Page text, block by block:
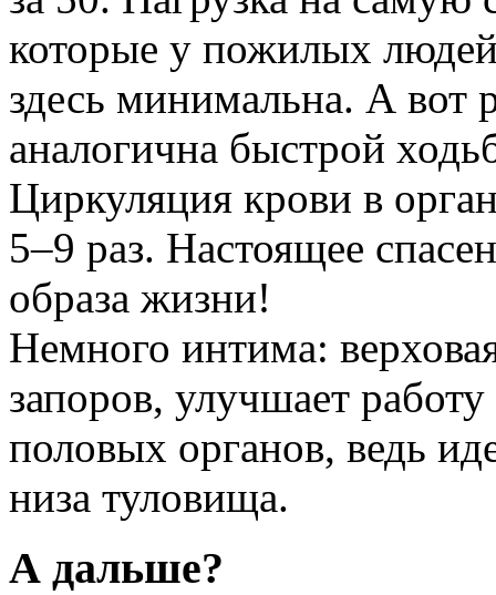
которые у пожилых
здесь минимальна. А вот
аналогична быстрой
Циркуляция крови в
5–9 раз. Настоящее
образа жизни!
Немного интима:
запоров, улучшает
половых органов, ведь
низа туловища.
А дальше?